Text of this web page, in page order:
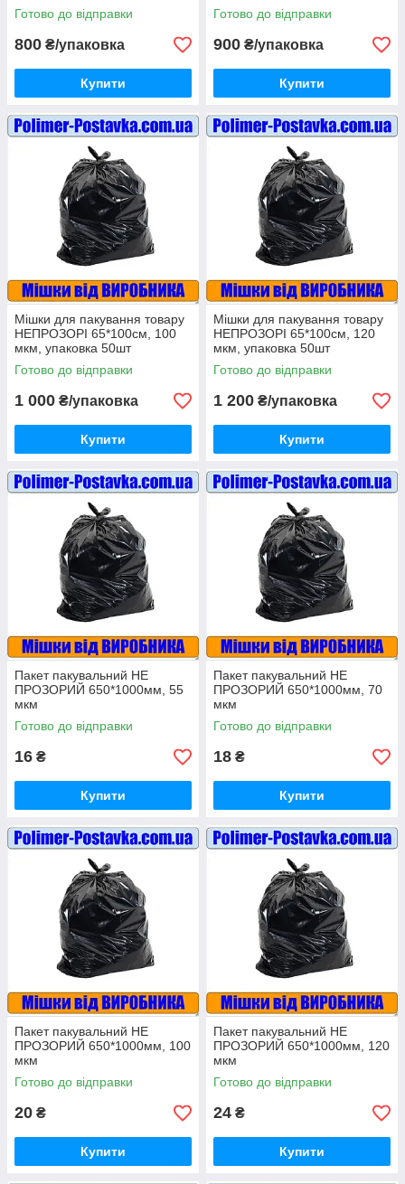
Готово до відправки
800 ₴/упаковка
Купити
Готово до відправки
900 ₴/упаковка
Купити
Мішки для пакування товару
НЕПРОЗОРІ 65*100см, 100
мкм, упаковка 50шт
Готово до відправки
1 000 ₴/упаковка
Купити
Мішки для пакування товару
НЕПРОЗОРІ 65*100см, 120
мкм, упаковка 50шт
Готово до відправки
1 200 ₴/упаковка
Купити
Пакет пакувальний НЕ
ПРОЗОРИЙ 650*1000мм, 55
мкм
Готово до відправки
16 ₴
Купити
Пакет пакувальний НЕ
ПРОЗОРИЙ 650*1000мм, 70
мкм
Готово до відправки
18 ₴
Купити
Пакет пакувальний НЕ
ПРОЗОРИЙ 650*1000мм, 100
мкм
Готово до відправки
20 ₴
Купити
Пакет пакувальний НЕ
ПРОЗОРИЙ 650*1000мм, 120
мкм
Готово до відправки
24 ₴
Купити